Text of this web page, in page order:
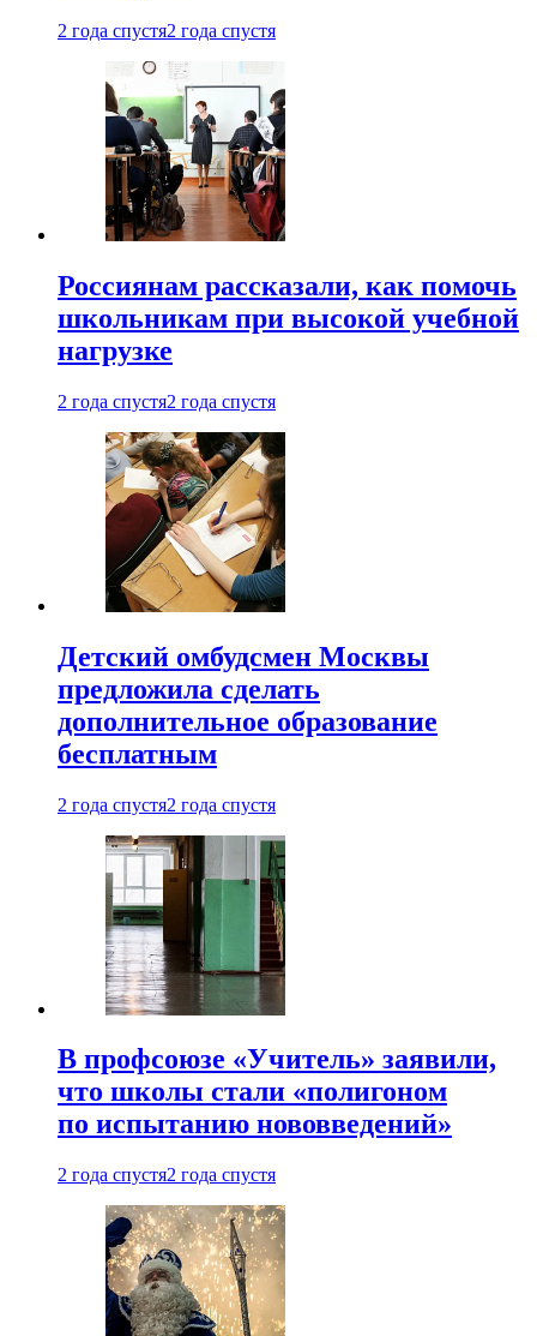
2 года спустя2 года спустя
Россиянам рассказали, как помочь
школьникам при высокой учебной
нагрузке
2 года спустя2 года спустя
Детский омбудсмен Москвы
предложила сделать
дополнительное образование
бесплатным
2 года спустя2 года спустя
В профсоюзе «Учитель» заявили,
что школы стали «полигоном
по испытанию нововведений»
2 года спустя2 года спустя